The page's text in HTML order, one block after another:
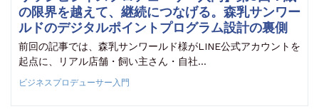
の限界を越えて、継続につなげる。森乳サンワー
ルドのデジタルポイントプログラム設計の裏側
前回の記事では、森乳サンワールド様がLINE公式アカウントを
起点に、リアル店舗・飼い主さん・自社…
ビジネスプロデューサー入門